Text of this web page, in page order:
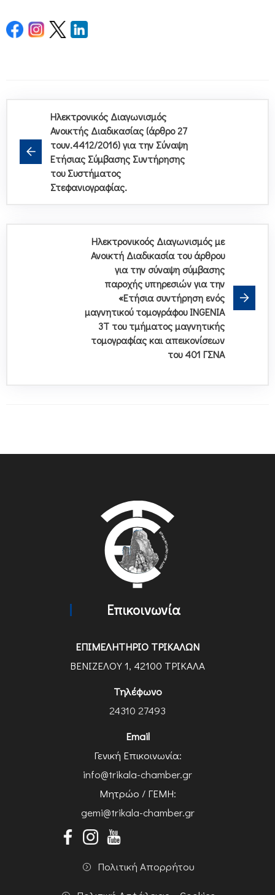
Ηλεκτρονικός Διαγωνισμός
Ανοικτής Διαδικασίας (άρθρο 27
τουν.4412/2016) για την Σύναψη
Ετήσιας Σύμβασης Συντήρησης
του Συστήματος
Στεφανιογραφίας.
Ηλεκτρονικοός Διαγωνισμός με
Ανοικτή Διαδικασία του άρθρου
για την σύναψη σύμβασης
παροχής υπηρεσιών για την
«Ετήσια συντήρηση ενός
μαγνητικού τομογράφου INGENIA
3T του τμήματος μαγνητικής
τομογραφίας και απεικονίσεων
του 401 ΓΣΝΑ
Επικοινωνία
ΕΠΙΜΕΛΗΤΗΡΙΟ ΤΡΙΚΑΛΩΝ
ΒΕΝΙΖΕΛΟΥ 1, 42100 ΤΡΙΚΑΛΑ
Τηλέφωνο
24310 27493
Email
Γενική Επικοινωνία:
info@trikala-chamber.gr
Μητρώο / ΓΕΜΗ:
gemi@trikala-chamber.gr
Πολιτική Απορρήτου